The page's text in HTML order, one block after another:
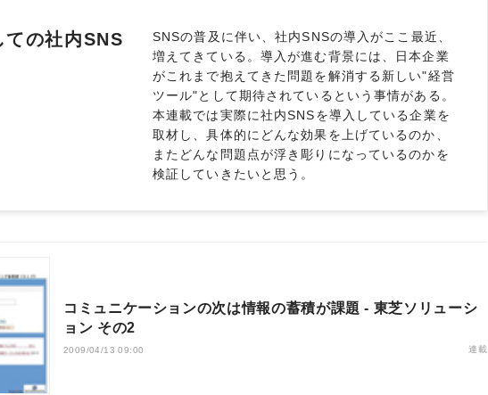
ての社内SNS
SNSの普及に伴い、社内SNSの導入がここ最近、
増えてきている。導入が進む背景には、日本企業
がこれまで抱えてきた問題を解消する新しい"経営
ツール"として期待されているという事情がある。
本連載では実際に社内SNSを導入している企業を
取材し、具体的にどんな効果を上げているのか、
またどんな問題点が浮き彫りになっているのかを
検証していきたいと思う。
コミュニケーションの次は情報の蓄積が課題 - 東芝ソリューシ
ョン その2
2009/04/13 09:00 連載